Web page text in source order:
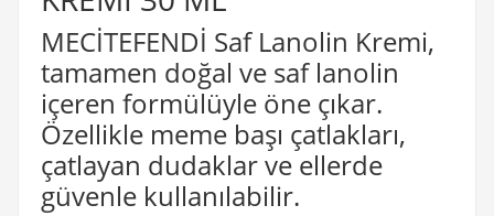
MECİTEFENDİ Saf Lanolin Kremi,
tamamen doğal ve saf lanolin
içeren formülüyle öne çıkar.
Özellikle meme başı çatlakları,
çatlayan dudaklar ve ellerde
güvenle kullanılabilir.